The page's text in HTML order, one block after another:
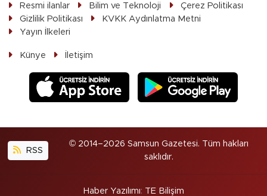
Resmi ilanlar
Bilim ve Teknoloji
Çerez Politikası
Gizlilik Politikası
KVKK Aydınlatma Metni
Yayın İlkeleri
Künye İletişim
RSS
© 2014–2026 Samsun Gazetesi. Tüm hakları
saklıdır.
Haber Yazılımı: TE Bilişim